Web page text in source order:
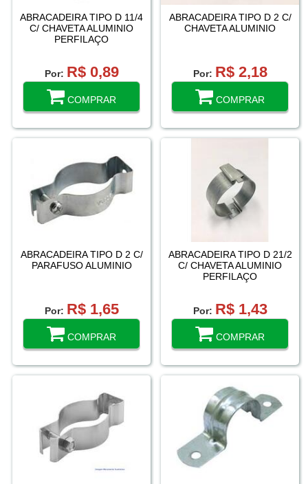
ABRACADEIRA TIPO D 11/4
C/ CHAVETA ALUMINIO
PERFILAÇO
Por: R$ 0,89
COMPRAR
ABRACADEIRA TIPO D 2 C/
CHAVETA ALUMINIO
Por: R$ 2,18
COMPRAR
ABRACADEIRA TIPO D 2 C/
PARAFUSO ALUMINIO
Por: R$ 1,65
COMPRAR
ABRACADEIRA TIPO D 21/2
C/ CHAVETA ALUMINIO
PERFILAÇO
Por: R$ 1,43
COMPRAR